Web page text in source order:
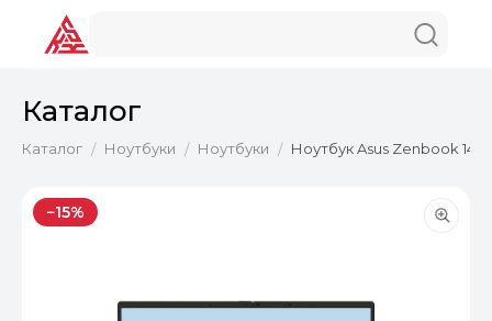
Каталог
Каталог / Ноутбуки / Ноутбуки / Ноутбук Asus Zenbook 14
−15%